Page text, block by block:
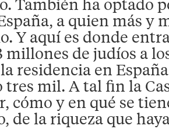
También ha optado
a quien más y
Y aquí es donde
millones de judíos a
residencia en
tres mil. A tal fin la
cómo y en qué se
de la riqueza que